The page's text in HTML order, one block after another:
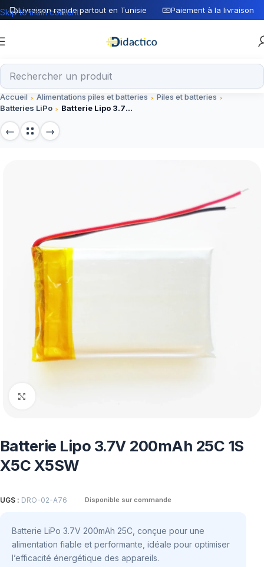
Livraison rapide partout en Tunisie Paiement à la livraison
Skip to main content
Accueil Alimentations piles et batteries
Piles et batteries
Batteries LiPo
Batterie Lipo 3.7V 200mAh 25C 1S X5C X5SW
Batterie Lipo 3.7V 200mAh 25C 1S
X5C X5SW
UGS : DRO-02-A76 Disponible sur commande
Batterie LiPo 3.7V 200mAh 25C, conçue pour une
alimentation fiable et performante, idéale pour optimiser
l’efficacité énergétique des appareils.